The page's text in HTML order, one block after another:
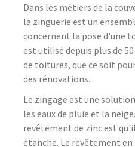
Dans les métiers de la
la zinguerie est un
concernent la pose d'une
est utilisé depuis plus de
de toitures, que ce soit
des rénovations.
Le zingage est une
les eaux de pluie et la
revêtement de zinc est
étanche. Le revêtement